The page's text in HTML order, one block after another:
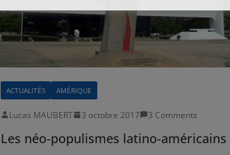
ACTUALITÉS AMÉRIQUE
Lucas MAUBERT 3 octobre 2017 3 Comments
Les néo-populismes latino-américains